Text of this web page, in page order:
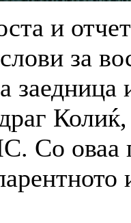
и
за
заедница
Со